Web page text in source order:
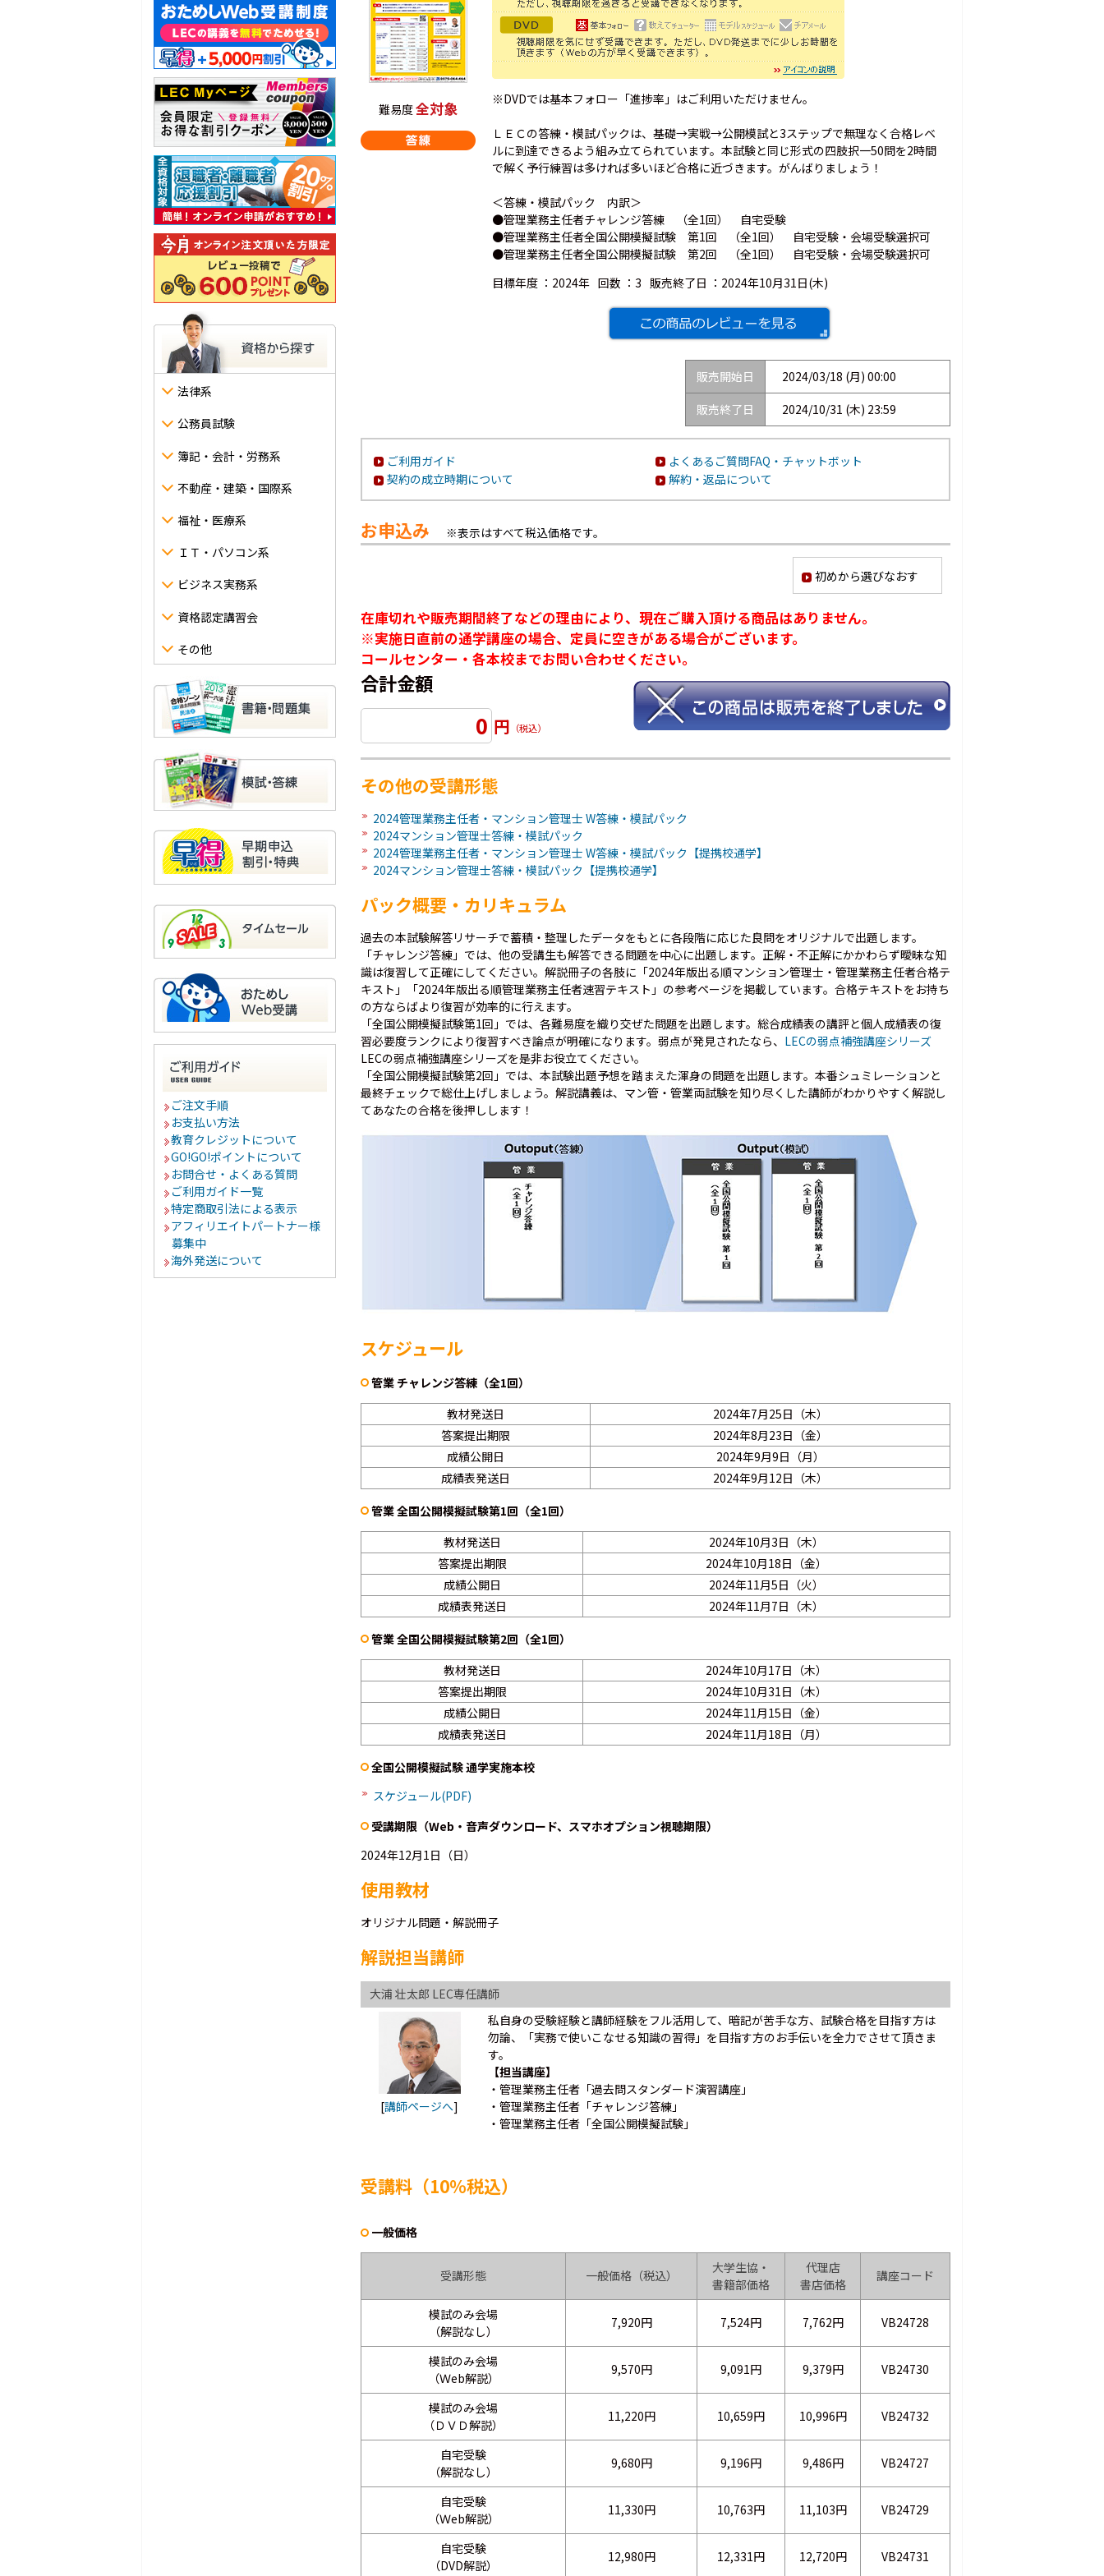
法律系
公務員試験
簿記・会計・労務系
不動産・建築・国際系
福祉・医療系
ＩＴ・パソコン系
ビジネス実務系
資格認定講習会
その他
ご注文手順
お支払い方法
教育クレジットについて
GO!GO!ポイントについて
お問合せ・よくある質問
ご利用ガイド一覧
特定商取引法による表示
アフィリエイトパートナー様
募集中
海外発送について
難易度全対象 ※DVDでは基本フォロー「進捗率」はご利用いただけません。
ＬＥＣの答練・模試パックは、基礎→実戦→公開模試と3ステップで無理なく合格レベ
ルに到達できるよう組み立てられています。本試験と同じ形式の四肢択一50問を2時間
で解く予行練習は多ければ多いほど合格に近づきます。がんばりましょう！
＜答練・模試パック 内訳＞
●管理業務主任者チャレンジ答練 （全1回） 自宅受験
●管理業務主任者全国公開模擬試験 第1回 （全1回） 自宅受験・会場受験選択可
●管理業務主任者全国公開模擬試験 第2回 （全1回） 自宅受験・会場受験選択可
目標年度 ： 2024年 回数 ： 3 販売終了日 ： 2024年10月31日(木)
販売開始日
2024/03/18 (月) 00:00
販売終了日
2024/10/31 (木) 23:59
ご利用ガイド
よくあるご質問FAQ・チャットボット
契約の成立時期について
解約・返品について
お申込み ※表示はすべて税込価格です。
初めから選びなおす
在庫切れや販売期間終了などの理由により、現在ご購入頂ける商品はありません。
※実施日直前の通学講座の場合、定員に空きがある場合がございます。
コールセンター・各本校までお問い合わせください。
合計金額
0 円 （税込）
その他の受講形態
2024管理業務主任者・マンション管理士 W答練・模試パック
2024マンション管理士答練・模試パック
2024管理業務主任者・マンション管理士 W答練・模試パック【提携校通学】
2024マンション管理士答練・模試パック【提携校通学】
パック概要・カリキュラム
過去の本試験解答リサーチで蓄積・整理したデータをもとに各段階に応じた良問をオリジナルで出題します。
「チャレンジ答練」では、他の受講生も解答できる問題を中心に出題します。正解・不正解にかかわらず曖昧な知
識は復習して正確にしてください。解説冊子の各肢に「2024年版出る順マンション管理士・管理業務主任者合格テ
キスト」「2024年版出る順管理業務主任者速習テキスト」の参考ページを掲載しています。合格テキストをお持ち
の方ならばより復習が効率的に行えます。
「全国公開模擬試験第1回」では、各難易度を織り交ぜた問題を出題します。総合成績表の講評と個人成績表の復
習必要度ランクにより復習すべき論点が明確になります。弱点が発見されたなら、 LECの弱点補強講座シリーズ
LECの弱点補強講座シリーズを是非お役立てください。
「全国公開模擬試験第2回」では、本試験出題予想を踏まえた渾身の問題を出題します。本番シュミレーションと
最終チェックで総仕上げしましょう。解説講義は、マン管・管業両試験を知り尽くした講師がわかりやすく解説し
てあなたの合格を後押しします！
スケジュール
管業 チャレンジ答練（全1回）
教材発送日
2024年7月25日（木）
答案提出期限
2024年8月23日（金）
成績公開日
2024年9月9日（月）
成績表発送日
2024年9月12日（木）
管業 全国公開模擬試験第1回（全1回）
教材発送日
2024年10月3日（木）
答案提出期限
2024年10月18日（金）
成績公開日
2024年11月5日（火）
成績表発送日
2024年11月7日（木）
管業 全国公開模擬試験第2回（全1回）
教材発送日
2024年10月17日（木）
答案提出期限
2024年10月31日（木）
成績公開日
2024年11月15日（金）
成績表発送日
2024年11月18日（月）
全国公開模擬試験 通学実施本校
スケジュール(PDF)
受講期限（Web・音声ダウンロード、スマホオプション視聴期限）
2024年12月1日（日）
使用教材
オリジナル問題・解説冊子
解説担当講師
大浦 壮太郎 LEC専任講師
[講師ページへ]
私自身の受験経験と講師経験をフル活用して、暗記が苦手な方、試験合格を目指す方は
勿論、「実務で使いこなせる知識の習得」を目指す方のお手伝いを全力でさせて頂きま
す。
【担当講座】
・管理業務主任者「過去問スタンダード演習講座」
・管理業務主任者「チャレンジ答練」
・管理業務主任者「全国公開模擬試験」
受講料（10％税込）
一般価格
受講形態 一般価格（税込）
大学生協・
書籍部価格
代理店
書店価格
講座コード
模試のみ会場
（解説なし）
7,920円 7,524円 7,762円 VB24728
模試のみ会場
（Ｗeb解説）
9,570円 9,091円 9,379円 VB24730
模試のみ会場
（ＤＶＤ解説）
11,220円 10,659円 10,996円 VB24732
自宅受験
（解説なし）
9,680円 9,196円 9,486円 VB24727
自宅受験
（Ｗeb解説）
11,330円 10,763円 11,103円 VB24729
自宅受験
（DVD解説）
12,980円 12,331円 12,720円 VB24731